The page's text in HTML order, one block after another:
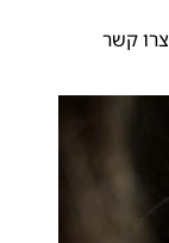
צרו קשר